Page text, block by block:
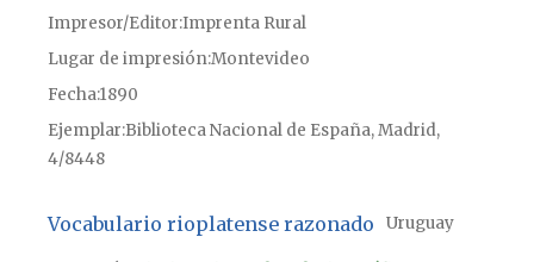
Impresor/Editor Imprenta Rural
Lugar de impresiónMontevideo
Fecha1890
Ejemplar Biblioteca Nacional de España, Madrid,
4/8448
Vocabulario rioplatense razonado Uruguay